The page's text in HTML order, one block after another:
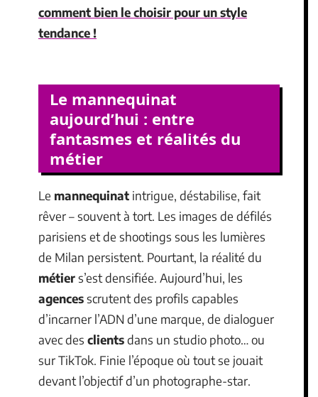
comment bien le choisir pour un style
tendance !
Le mannequinat
aujourd’hui : entre
fantasmes et réalités du
métier
Le mannequinat intrigue, déstabilise, fait
rêver – souvent à tort. Les images de défilés
parisiens et de shootings sous les lumières
de Milan persistent. Pourtant, la réalité du
métiers’est densifiée. Aujourd’hui, les
agencesscrutent des profils capables
d’incarner l’ADN d’une marque, de dialoguer
avec des clientsdans un studio photo… ou
sur TikTok. Finie l’époque où tout se jouait
devant l’objectif d’un photographe-star.